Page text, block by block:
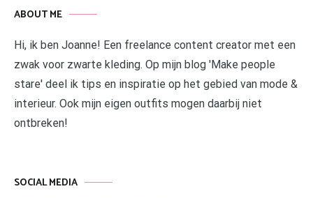
ABOUT ME
Hi, ik ben Joanne! Een freelance content creator met een
zwak voor zwarte kleding. Op mijn blog 'Make people
stare' deel ik tips en inspiratie op het gebied van mode &
interieur. Ook mijn eigen outfits mogen daarbij niet
ontbreken!
SOCIAL MEDIA